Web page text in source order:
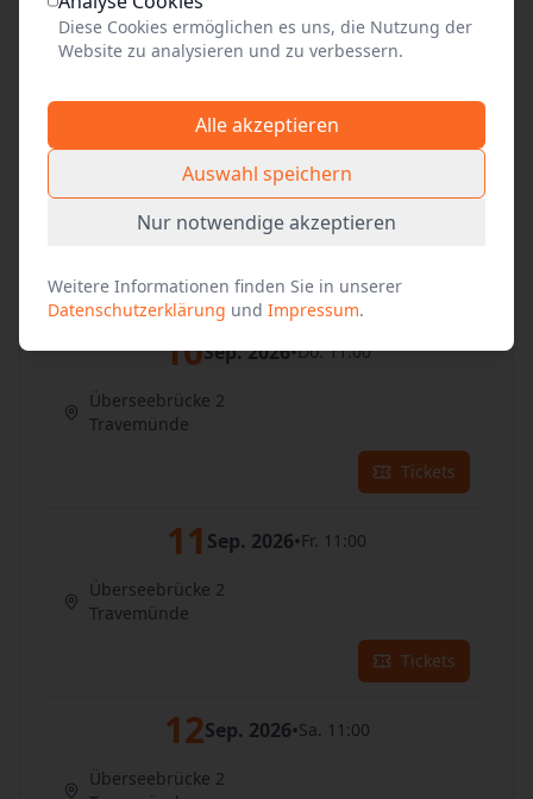
Überseebrücke 2
Travemünde
09 Sep. 2026 •Mi. 11:00
Überseebrücke 2
Travemünde
Tickets
10Sep. 2026•Do. 11:00
Überseebrücke 2
Travemünde
Tickets
11 Sep. 2026•Fr. 11:00
Überseebrücke 2
Travemünde
Tickets
12Sep. 2026•Sa. 11:00
Überseebrücke 2
Diese Cookies ermöglichen es uns, die Nutzung der
Website zu analysieren und zu verbessern.
Alle akzeptieren
Auswahl speichern
Nur notwendige akzeptieren
Weitere Informationen finden Sie in unserer
Datenschutzerklärung und Impressum.